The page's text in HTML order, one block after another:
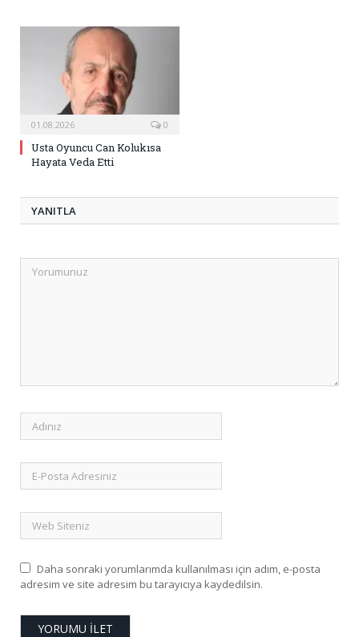
01.08.2026 0
Usta Oyuncu Can Kolukısa
Hayata Veda Etti
YANITLA
Daha sonraki yorumlarımda kullanılması için adım, e-posta
adresim ve site adresim bu tarayıcıya kaydedilsin.